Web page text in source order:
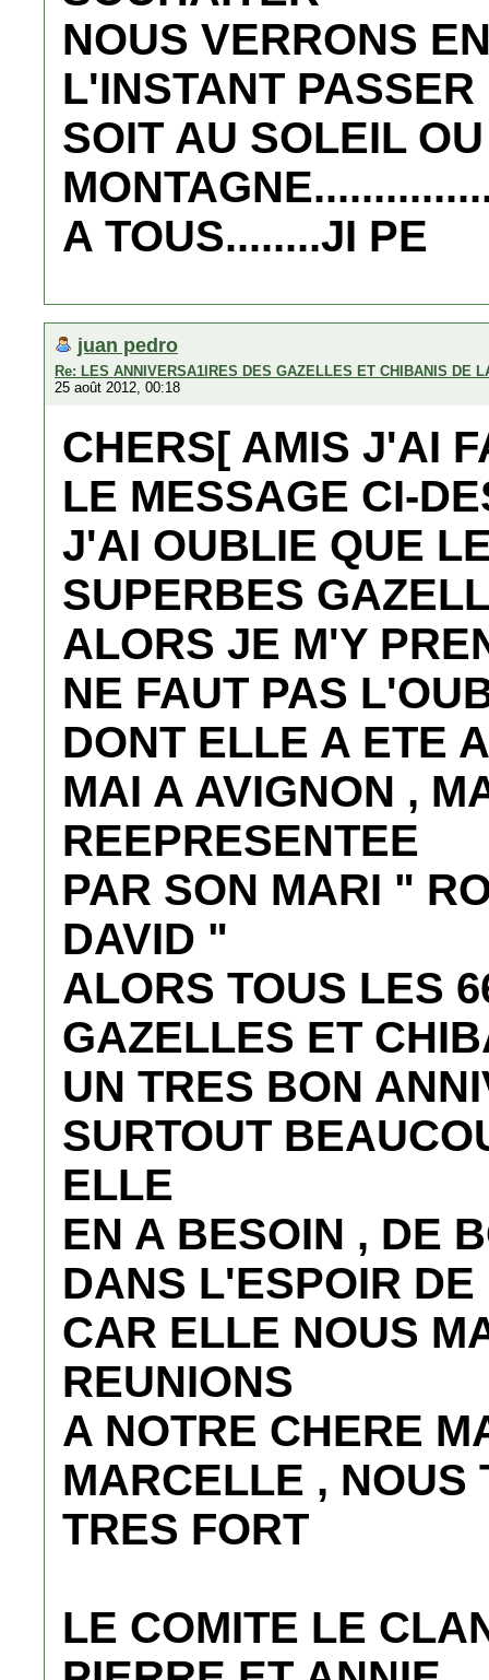
NOUS VERRONS
L'INSTANT
SOIT AU SOLEIL
A TOUS........JI PE
juan pedro
Re: LES ANNIVERSA1IRES DES GAZELLES ET CHIBANIS DE
25 août 2012, 00:18
CHERS[ AMIS J'AI
LE MESSAGE CI-
J'AI OUBLIE QUE
SUPERBES
ALORS JE M'Y
NE FAUT PAS
DONT ELLE A ETE
MAI A AVIGNON ,
REEPRESENTEE
PAR SON MARI "
DAVID "
ALORS TOUS LES
GAZELLES ET
UN TRES BON
SURTOUT
ELLE
EN A BESOIN , DE
DANS L'ESPOIR
CAR ELLE NOUS
REUNIONS
A NOTRE CHERE
MARCELLE , NOUS
TRES FORT
LE COMITE LE